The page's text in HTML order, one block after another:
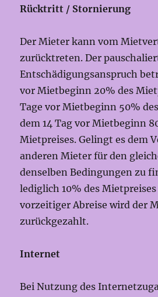
Rücktritt / Stornierung
Der Mieter kann vom
zurücktreten. Der
Entschädigungsanspruch
vor Mietbeginn 20% des
Tage vor Mietbeginn 50%
dem 14 Tag vor Mietbeginn
Mietpreises. Gelingt es dem
anderen Mieter für den
denselben Bedingungen zu
lediglich 10% des
vorzeitiger Abreise wird der
zurückgezahlt.
Internet
Bei Nutzung des